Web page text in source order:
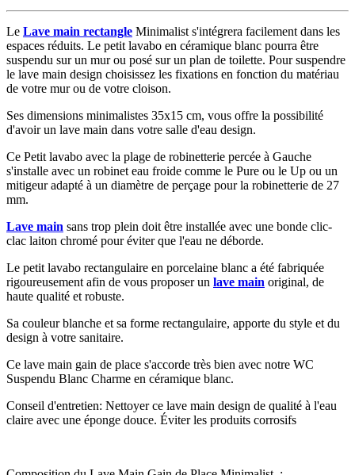
Le Lave main rectangle Minimalist s'intégrera facilement dans les
espaces réduits. Le petit lavabo en céramique blanc pourra être
suspendu sur un mur ou posé sur un plan de toilette. Pour suspendre
le lave main design choisissez les fixations en fonction du matériau
de votre mur ou de votre cloison.
Ses dimensions minimalistes 35x15 cm, vous offre la possibilité
d'avoir un lave main dans votre salle d'eau design.
Ce Petit lavabo avec la plage de robinetterie percée à Gauche
s'installe avec un robinet eau froide comme le Pure ou le Up ou un
mitigeur adapté à un diamètre de perçage pour la robinetterie de 27
mm.
Lave main sans trop plein doit être installée avec une bonde clic-
clac laiton chromé pour éviter que l'eau ne déborde.
Le petit lavabo rectangulaire en porcelaine blanc a été fabriquée
rigoureusement afin de vous proposer un lave main original, de
haute qualité et robuste.
Sa couleur blanche et sa forme rectangulaire, apporte du style et du
design à votre sanitaire.
Ce lave main gain de place s'accorde très bien avec notre WC
Suspendu Blanc Charme en céramique blanc.
Conseil d'entretien: Nettoyer ce lave main design de qualité à l'eau
claire avec une éponge douce. Éviter les produits corrosifs